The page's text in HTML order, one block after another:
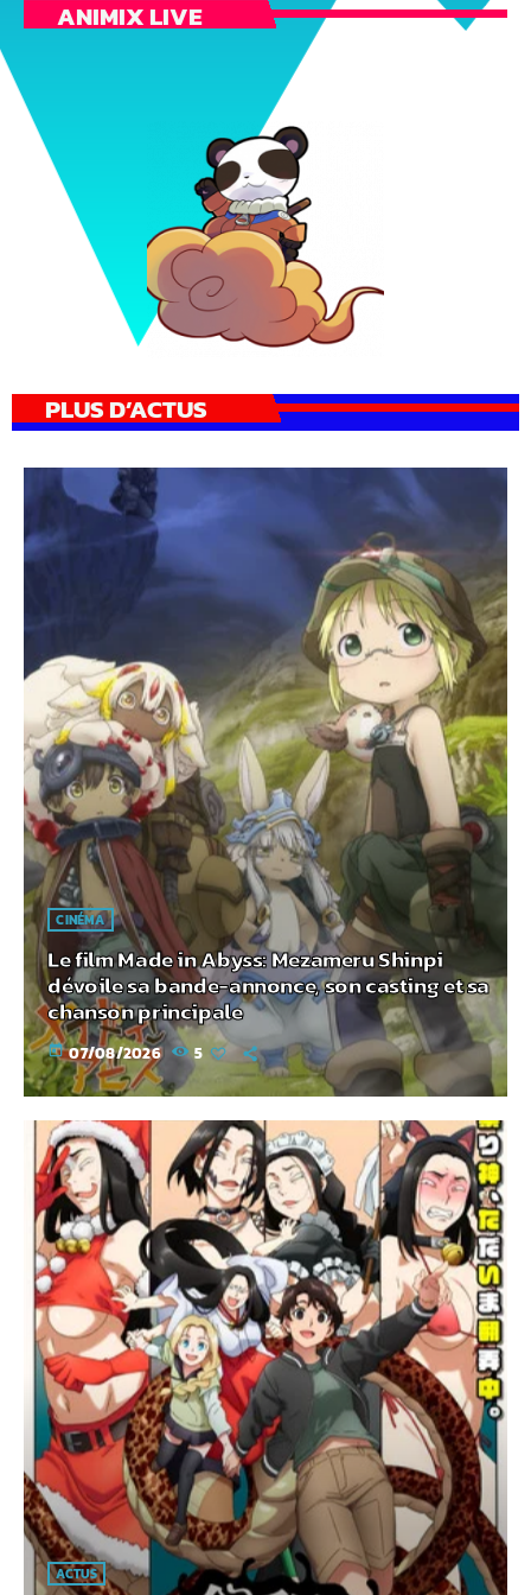
ANIMIX LIVE
PLUS D’ACTUS
CINÉMA
Le film Made in Abyss: Mezameru Shinpi
dévoile sa bande-annonce, son casting et sa
chanson principale
today 07/08/2026 5
ACTUS